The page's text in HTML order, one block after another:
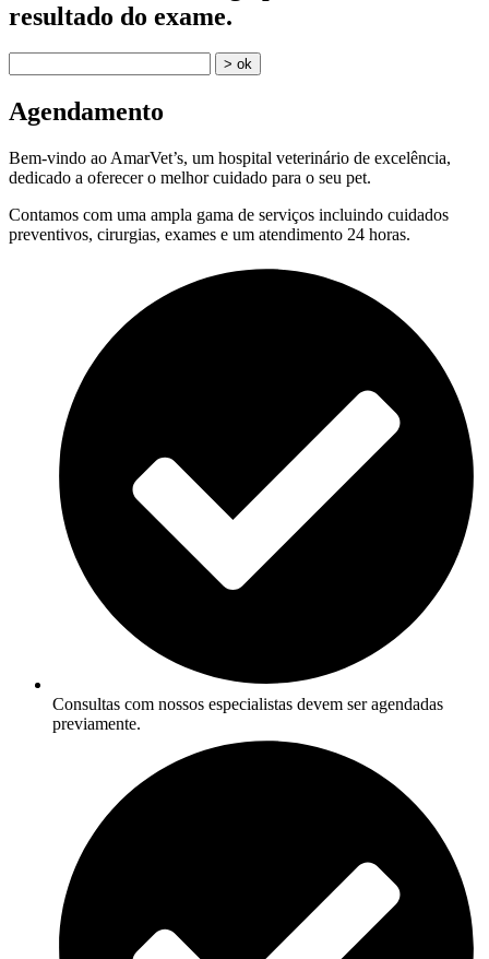
resultado do exame.
Agendamento
Bem-vindo ao AmarVet’s, um hospital veterinário de excelência,
dedicado a oferecer o melhor cuidado para o seu pet.
Contamos com uma ampla gama de serviços incluindo cuidados
preventivos, cirurgias, exames e um atendimento 24 horas.
Consultas com nossos especialistas devem ser agendadas
previamente.